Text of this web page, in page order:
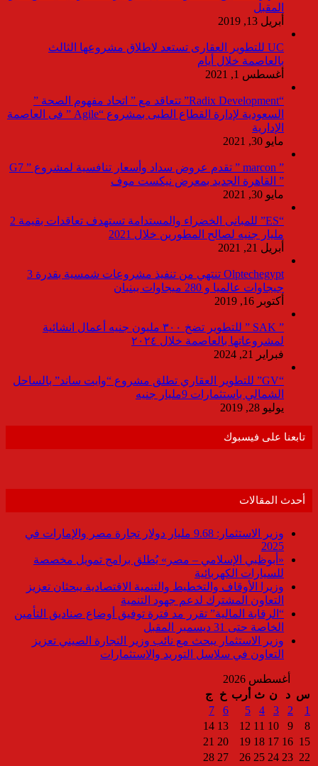
المقبل
أبريل 13, 2019
UC للتطوير العقارى تستعد لاطلاق مشروعها الثالث
بالعاصمة خلال أيام
أغسطس 1, 2021
“Radix Development” تتعاقد مع ” اتحاد مفهوم الصحة ”
السعودية لإدارة القطاع الطبى بمشروع “Agile ” فى العاصمة
الإدارية
مايو 30, 2021
” marcon ” تقدم عروض سداد وأسعار تنافسية لمشروع ” G7
” القاهرة الجديد بمعرض نيكست موف
مايو 30, 2021
“ES” للمبانى الخضراء والمستدامة تستهدف تعاقدات بقيمة 2
مليار جنيه لصالح المطورين خلال 2021
أبريل 21, 2021
Olptechegypt تنتهي من تنفيذ مشروعات شمسية بقدرة 3
جيجاوات عالميا و 280 ميجاوات ببنبان
أكتوبر 16, 2019
” SAK ” للتطوير تضخ ٣٠٠ مليون جنيه أعمال انشائية
لمشروعاتها بالعاصمة خلال ٢٠٢٤
فبراير 21, 2024
“GV” للتطوير العقاري تطلق مشروع “وايت ساند” بالساحل
الشمالي باستثمارات 9مليار جنيه
يوليو 28, 2019
تابعنا على فيسبوك
أحدث المقالات
وزير الاستثمار: 9.68 مليار دولار تجارة مصر والإمارات في
2025
«أبوظبي الإسلامي – مصر» يُطلق برامج تمويل مخصصة
للسيارات الكهربائية
وزيرا الأوقاف والتخطيط والتنمية الاقتصادية يبحثان تعزيز
التعاون المشترك لدعم جهود التنمية
“الرقابة المالية” تقرر مد فترة توفيق أوضاع صناديق التأمين
الخاصة حتى 31 ديسمبر المقبل
وزير الاستثمار يبحث مع نائب وزير التجارة الصيني تعزيز
التعاون في سلاسل التوريد والاستثمارات
أغسطس 2026
س د ن ث أرب خ
ج
1
2
3
4
5
6
7
8
9
10
11
12
13
14
15
16
17
18
19
20
21
22
23
24
25
26
27
28